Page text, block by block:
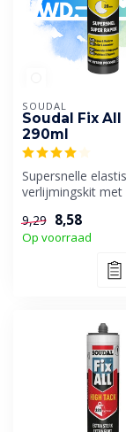
SOUDAL
Soudal Fix All
290ml
Supersnelle
verlijmingskit met
Handvas...
9,29 8,58
Op voorraad